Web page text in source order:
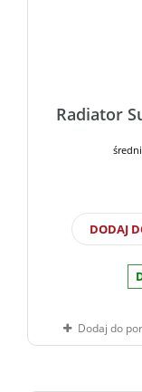
Radiator
DODAJ
Dodaj do